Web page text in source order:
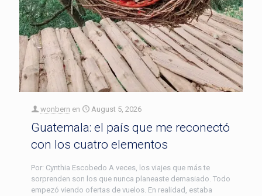
wonbern en August 5, 2026
Guatemala: el país que me reconectó
con los cuatro elementos
Por: Cynthia Escobedo A veces, los viajes que más te
sorprenden son los que nunca planeaste demasiado. Todo
empezó viendo ofertas de vuelos. En realidad, estaba